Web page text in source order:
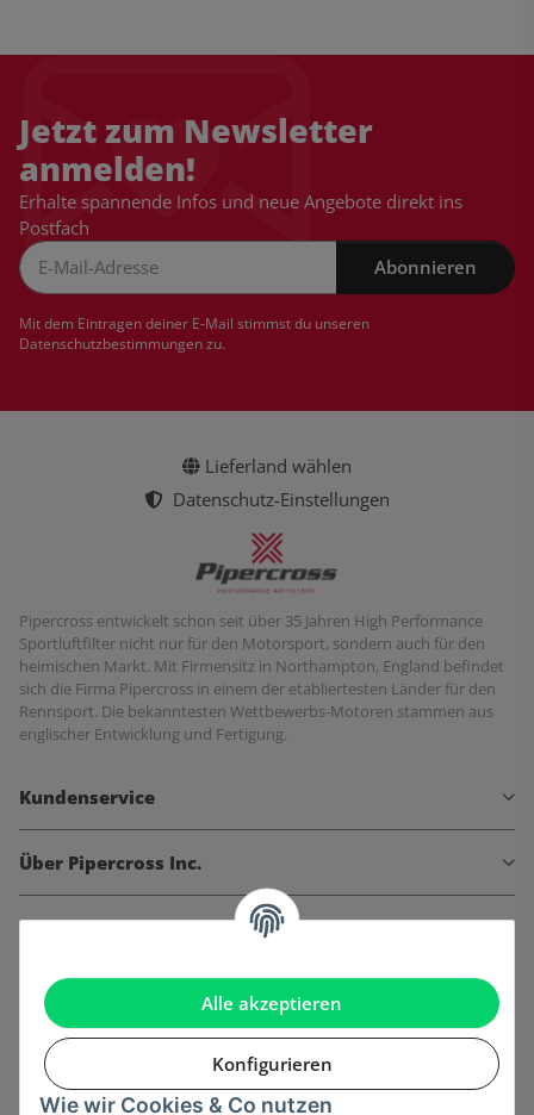
Alle akzeptieren
Konfigurieren
Wie wir Cookies & Co nutzen
Jetzt zum Newsletter
anmelden!
Erhalte spannende Infos und neue Angebote direkt ins
Postfach
Abonnieren
Mit dem Eintragen deiner E-Mail stimmst du unseren
Datenschutzbestimmungenzu.
Lieferland wählen
Datenschutz-Einstellungen
Pipercross entwickelt schon seit über 35 Jahren High Performance
Sportluftfilter nicht nur für den Motorsport, sondern auch für den
heimischen Markt. Mit Firmensitz in Northampton, England befindet
sich die Firma Pipercross in einem der etabliertesten Länder für den
Rennsport. Die bekanntesten Wettbewerbs-Motoren stammen aus
englischer Entwicklung und Fertigung.
Kundenservice
Über Pipercross Inc.
Informationen
Gesetzliche Informationen